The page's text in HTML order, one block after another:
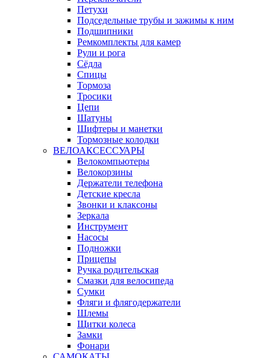
Петухи
Подседельные трубы и зажимы к ним
Подшипники
Ремкомплекты для камер
Рули и рога
Сёдла
Спицы
Тормоза
Тросики
Цепи
Шатуны
Шифтеры и манетки
Тормозные колодки
ВЕЛОАКСЕССУАРЫ
Велокомпьютеры
Велокорзины
Держатели телефона
Детские кресла
Звонки и клаксоны
Зеркала
Инструмент
Насосы
Подножки
Прицепы
Ручка родительская
Смазки для велосипеда
Сумки
Фляги и флягодержатели
Шлемы
Щитки колеса
Замки
Фонари